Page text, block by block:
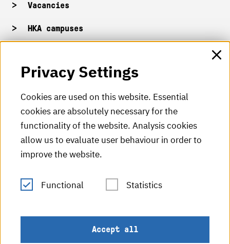
Vacancies
HKA campuses
HKA Shop
HKA videos
HKA radio
HKA publications
RSS Feed
Privacy Settings
Cookies are used on this website. Essential
cookies are absolutely necessary for the
functionality of the website. Analysis cookies
allow us to evaluate user behaviour in order to
improve the website.
Functional Statistics
Accept all